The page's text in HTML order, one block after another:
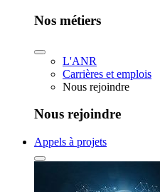
Nos métiers
L'ANR
Carrières et emplois
Nous rejoindre
Nous rejoindre
Appels à projets